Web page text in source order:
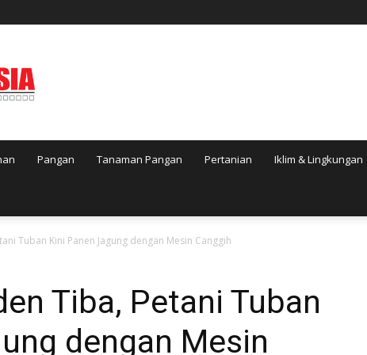
Pangan Tanaman Pangan Pertanian Iklim & Lingkungan
Tuban Kini Panen Jagung dengan Mesin Canggih
Tiba, Petani Tuban
dengan Mesin